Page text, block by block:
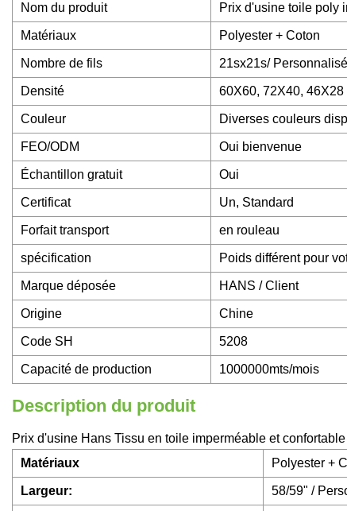
Nom du produit Prix ​​d'usine toile poly
Matériaux Polyester + Coton
Nombre de fils 21sx21s/ Personnalisé
Densité 60X60, 72X40,
Couleur Diverses couleurs
FEO/ODM Oui bienvenue
Échantillon gratuit Oui
Certificat Un, Standard
Forfait transport en rouleau
spécification Poids différent pour
Marque déposée HANS / Client
Origine Chine
Code SH 5208
Capacité de production 1000000mts/mois
Description du produit
Prix ​​d'usine Hans Tissu en toile imperméable et
Matériaux
Polyester +
Largeur: 58/59" /